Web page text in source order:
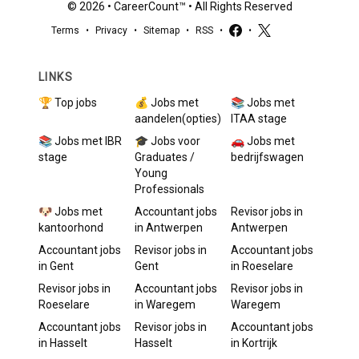
© 2026 • CareerCount™ • All Rights Reserved
Terms • Privacy • Sitemap • RSS • •
LINKS
🏆 Top jobs
💰 Jobs met
aandelen(opties)
📚 Jobs met
ITAA stage
📚 Jobs met IBR
stage
🎓 Jobs voor
Graduates /
Young
Professionals
🚗 Jobs met
bedrijfswagen
🐶 Jobs met
kantoorhond
Accountantjobs
in Antwerpen
Revisorjobs in
Antwerpen
Accountantjobs
in Gent
Revisorjobs in
Gent
Accountantjobs
in Roeselare
Revisorjobs in
Roeselare
Accountantjobs
in Waregem
Revisorjobs in
Waregem
Accountantjobs
in Hasselt
Revisorjobs in
Hasselt
Accountantjobs
in Kortrijk